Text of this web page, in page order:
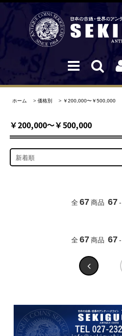
ホーム > 価格別 > ￥200,000〜￥500,000
￥200,000〜￥500,000
全 67 商品 67 -
全 67 商品 67 -